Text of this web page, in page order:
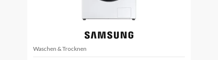
Waschen & Trocknen